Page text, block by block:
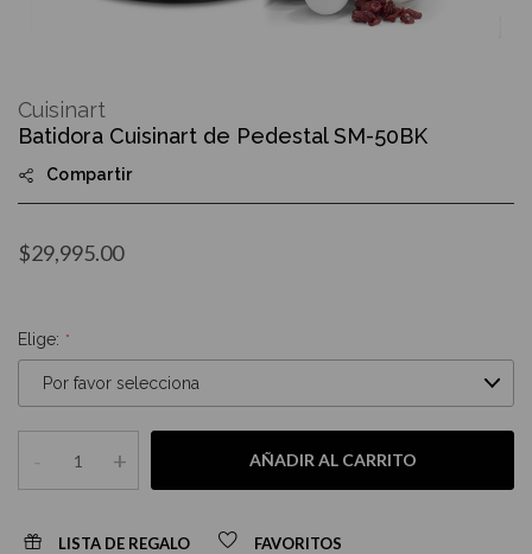
the
beginning
the
images
Batidora Cuisinart de Pedestal SM-50BK
Compartir
$29,995.00
Elige:
- + AÑADIR AL CARRITO
LISTA DE REGALO FAVORITOS
Cuisinart